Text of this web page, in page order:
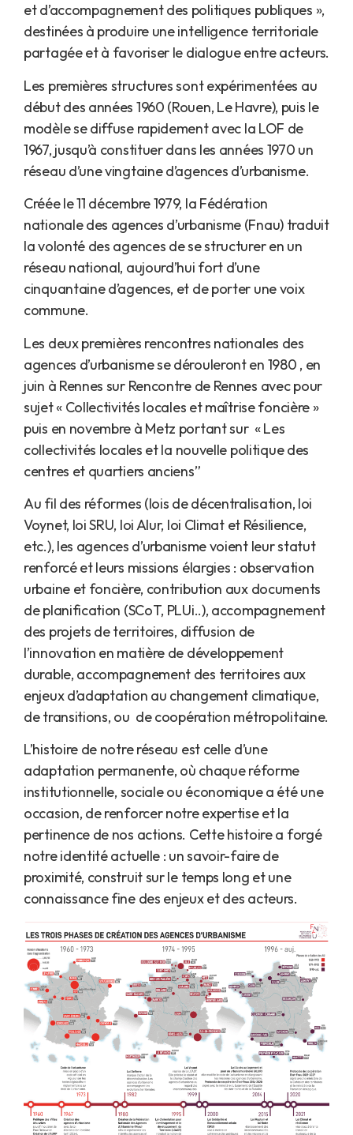
et d’accompagnement des politiques publiques »,
destinées à produire une intelligence territoriale
partagée et à favoriser le dialogue entre acteurs.
Les premières structures sont expérimentées au
début des années 1960 (Rouen, Le Havre), puis le
modèle se diffuse rapidement avec la LOF de
1967, jusqu’à constituer dans les années 1970 un
réseau d’une vingtaine d’agences d’urbanisme.
Créée le 11 décembre 1979, la Fédération
nationale des agences d’urbanisme (Fnau) traduit
la volonté des agences de se structurer en un
réseau national, aujourd’hui fort d’une
cinquantaine d’agences, et de porter une voix
commune.
Les deux premières rencontres nationales des
agences d’urbanisme se dérouleront en 1980 , en
juin à Rennes sur Rencontre de Rennes avec pour
sujet « Collectivités locales et maîtrise foncière »
puis en novembre à Metz portant sur « Les
collectivités locales et la nouvelle politique des
centres et quartiers anciens”
Au fil des réformes (lois de décentralisation, loi
Voynet, loi SRU, loi Alur, loi Climat et Résilience,
etc.), les agences d’urbanisme voient leur statut
renforcé et leurs missions élargies : observation
urbaine et foncière, contribution aux documents
de planification (SCoT, PLUi..), accompagnement
des projets de territoires, diffusion de
l’innovation en matière de développement
durable, accompagnement des territoires aux
enjeux d’adaptation au changement climatique,
de transitions, ou de coopération métropolitaine.
L’histoire de notre réseau est celle d’une
adaptation permanente, où chaque réforme
institutionnelle, sociale ou économique a été une
occasion, de renforcer notre expertise et la
pertinence de nos actions. Cette histoire a forgé
notre identité actuelle : un savoir-faire de
proximité, construit sur le temps long et une
connaissance fine des enjeux et des acteurs.